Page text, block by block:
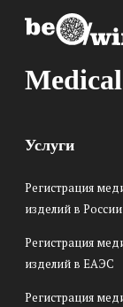
Услуги
Регистрация
изделий в России
Регистрация
изделий в ЕАЭС
Регистрация